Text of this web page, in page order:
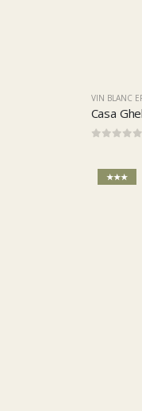
VIN BLANC
Casa
★★★